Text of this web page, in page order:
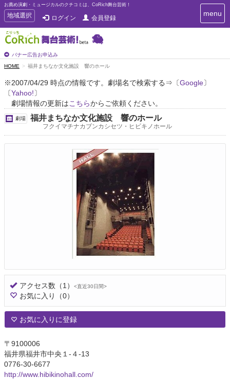
お薦め演劇・ミュージカルのクチコミは、CoRich舞台芸術！
T
o
g
g
e
n
v
a
t
o
n
地域選択 ログイン 会員登録
バナー広告お申込み
T
o
a
t
i
menu
HOME 福井まちなか文化施設 響のホール
※2007/04/29 時点の情報です。劇場名で検索する⇒〔Google〕
〔Yahoo!〕
劇場情報の更新はこちらからご依頼ください。
劇場 福井まちなか文化施設 響のホール
フクイマチナカブンカシセツ・ヒビキノホール
アクセス数 （1） <直近30日間>
お気に入り （0）
お気に入りに登録
〒9100006
福井県福井市中央１-４-13
0776-30-6677
http://www.hibikinohall.com/